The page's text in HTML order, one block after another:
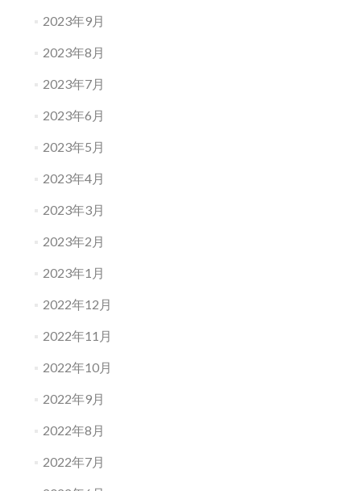
2023年9月
2023年8月
2023年7月
2023年6月
2023年5月
2023年4月
2023年3月
2023年2月
2023年1月
2022年12月
2022年11月
2022年10月
2022年9月
2022年8月
2022年7月